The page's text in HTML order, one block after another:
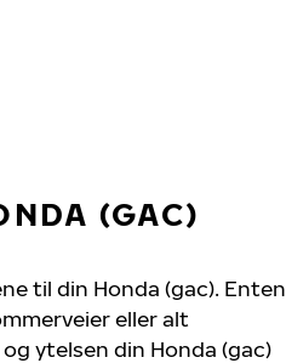
(GAC)
til din Honda (gac). Enten
eller alt
ytelsen din Honda (gac)